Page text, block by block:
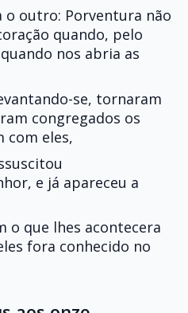
o outro: Porventura não
quando, pelo
nos abria as
se, tornaram
congregados os
com eles,
e já apareceu a
o que lhes acontecera
fora conhecido no